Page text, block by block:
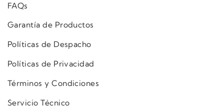
FAQs
Garantía de Productos
Políticas de Despacho
Políticas de Privacidad
Términos y Condiciones
Servicio Técnico